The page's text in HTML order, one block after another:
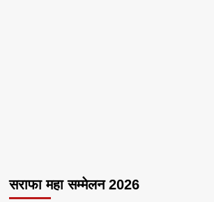
सराफा महा सम्मेलन 2026